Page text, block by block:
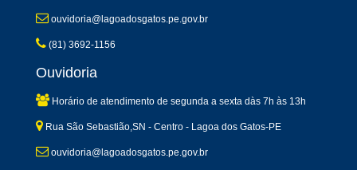
ouvidoria@lagoadosgatos.pe.gov.br
(81) 3692-1156
Ouvidoria
Horário de atendimento de segunda a sexta dàs 7h às 13h
Rua São Sebastião,SN - Centro - Lagoa dos Gatos-PE
ouvidoria@lagoadosgatos.pe.gov.br